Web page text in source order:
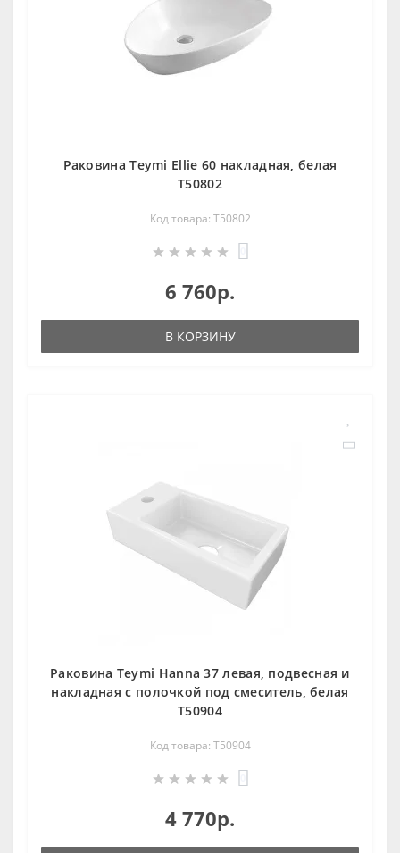
Раковина Teymi Ellie 60 накладная, белая
T50802
Код товара: T50802
6 760р.
В КОРЗИНУ
Раковина Teymi Hanna 37 левая, подвесная и
накладная с полочкой под смеситель, белая
T50904
Код товара: T50904
4 770р.